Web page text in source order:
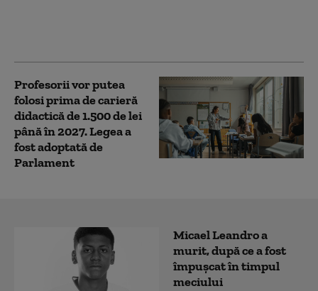
Profesorii vor putea
folosi prima de carieră
didactică de 1.500 de lei
până în 2027. Legea a
fost adoptată de
Parlament
Micael Leandro a
murit, după ce a fost
împușcat în timpul
meciului